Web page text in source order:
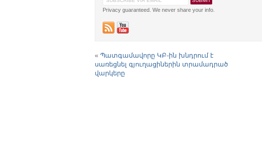
Privacy guaranteed. We never share your info.
« Պատգամավորը ԿԲ-ին խնդրում է
սառեցնել գյուղացիներին տրամադրած
վարկերը